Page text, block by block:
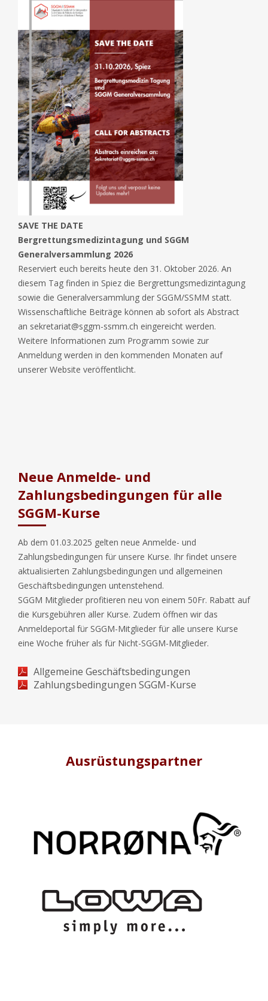
SAVE THE DATE
Bergrettungsmedizintagung und SGGM
Generalversammlung 2026
Reserviert euch bereits heute den 31. Oktober 2026. An
diesem Tag finden in Spiez die Bergrettungsmedizintagung
sowie die Generalversammlung der SGGM/SSMM statt.
Wissenschaftliche Beiträge können ab sofort als Abstract
an sekretariat@sggm-ssmm.ch eingereicht werden.
Weitere Informationen zum Programm sowie zur
Anmeldung werden in den kommenden Monaten auf
unserer Website veröffentlicht.
Neue Anmelde- und
Zahlungsbedingungen für alle
SGGM-Kurse
Ab dem 01.03.2025 gelten neue Anmelde- und
Zahlungsbedingungen für unsere Kurse. Ihr findet unsere
aktualisierten Zahlungsbedingungen und allgemeinen
Geschäftsbedingungen untenstehend.
SGGM Mitglieder profitieren neu von einem 50Fr. Rabatt auf
die Kursgebühren aller Kurse. Zudem öffnen wir das
Anmeldeportal für SGGM-Mitglieder für alle unsere Kurse
eine Woche früher als für Nicht-SGGM-Mitglieder.
Allgemeine Geschäftsbedingungen
Zahlungsbedingungen SGGM-Kurse
Ausrüstungspartner